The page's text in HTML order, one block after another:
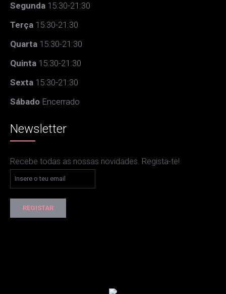
Segunda 15:30-21:30
Terça 15:30-21:30
Quarta 15:30-21:30
Quinta 15:30-21:30
Sexta 15:30-21:30
Sábado Encerrado
Newsletter
Recebe todas as nossas novidades. Regista-te!